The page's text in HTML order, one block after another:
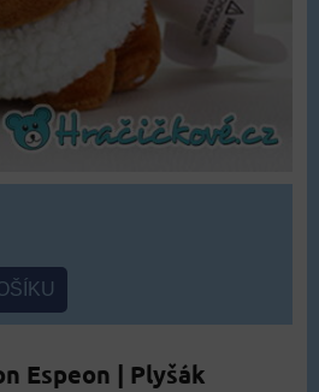
Espeon | Plyšák